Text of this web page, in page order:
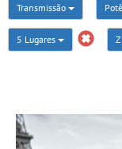
Transmissão
5 Lugares